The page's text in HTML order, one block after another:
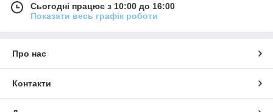
Сьогодні працює з 10:00 до 16:00
Показати весь графік роботи
Про нас
Контакти